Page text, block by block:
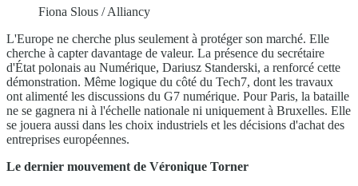
Fiona Slous / Alliancy
L'Europe ne cherche plus seulement à protéger son marché. Elle
cherche à capter davantage de valeur. La présence du secrétaire
d'État polonais au Numérique, Dariusz Standerski, a renforcé cette
démonstration. Même logique du côté du Tech7, dont les travaux
ont alimenté les discussions du G7 numérique. Pour Paris, la bataille
ne se gagnera ni à l'échelle nationale ni uniquement à Bruxelles. Elle
se jouera aussi dans les choix industriels et les décisions d'achat des
entreprises européennes.
Le dernier mouvement de Véronique Torner